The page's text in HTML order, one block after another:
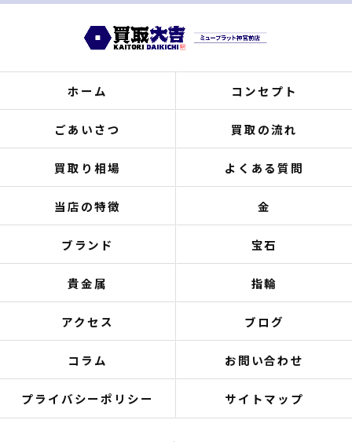
ホーム コンセプト
ごあいさつ 買取の流れ
買取り相場 よくある質問
当店の特徴 金
ブランド 宝石
貴金属 指輪
アクセス ブログ
コラム お問い合わせ
プライバシーポリシー サイトマップ